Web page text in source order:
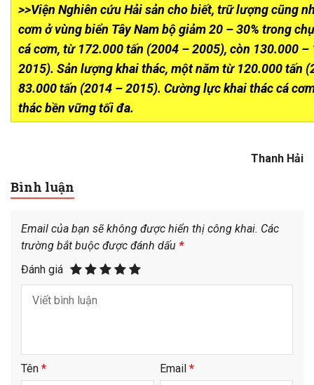
>>Viện Nghiên cứu Hải sản cho biết, trữ lượng cũng
cơm ở vùng biển Tây Nam bộ giảm 20 – 30% trong
cá cơm, từ 172.000 tấn (2004 – 2005), còn 130.000
2015). Sản lượng khai thác, một năm từ 120.000 tấn
83.000 tấn (2014 – 2015). Cường lực khai thác cá
thác bền vững tối đa.
Thanh Hải
Bình luận
Email của bạn sẽ không được hiển thị công khai. Các
trường bắt buộc được đánh dấu *
Đánh giá
Tên * Email *